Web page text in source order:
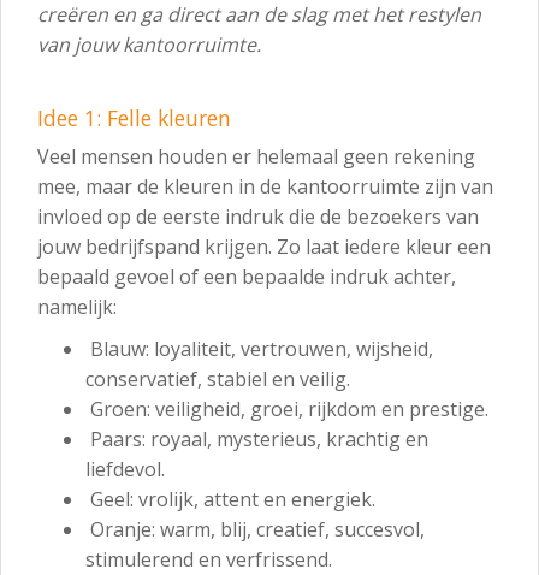
creëren en ga direct aan de slag met het restylen
van jouw kantoorruimte.
Idee 1: Felle kleuren
Veel mensen houden er helemaal geen rekening
mee, maar de kleuren in de kantoorruimte zijn van
invloed op de eerste indruk die de bezoekers van
jouw bedrijfspand krijgen. Zo laat iedere kleur een
bepaald gevoel of een bepaalde indruk achter,
namelijk:
Blauw: loyaliteit, vertrouwen, wijsheid,
conservatief, stabiel en veilig.
Groen: veiligheid, groei, rijkdom en prestige.
Paars: royaal, mysterieus, krachtig en
liefdevol.
Geel: vrolijk, attent en energiek.
Oranje: warm, blij, creatief, succesvol,
stimulerend en verfrissend.